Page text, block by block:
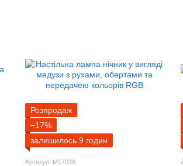
Розпродаж
−17%
залишилось 9 годин
Артикул: M17038